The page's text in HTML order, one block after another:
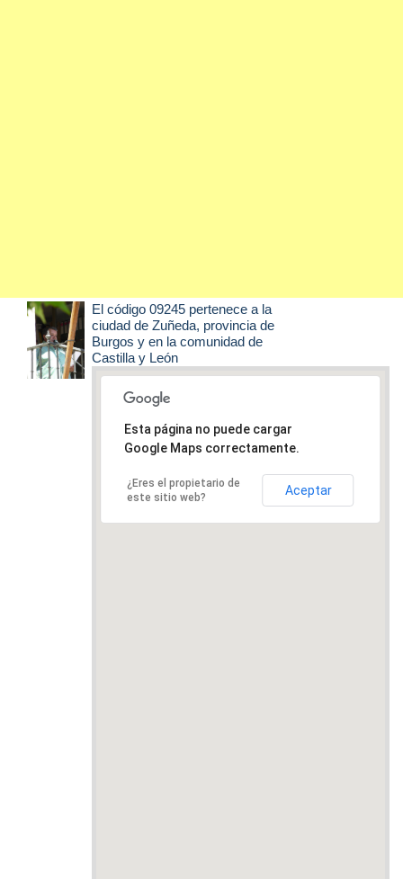
El código 09245 pertenece a la
ciudad de Zuñeda, provincia de
Burgos y en la comunidad de
Castilla y León
Esta página no puede cargar
Google Maps correctamente.
¿Eres el propietario de
este sitio web?
Aceptar